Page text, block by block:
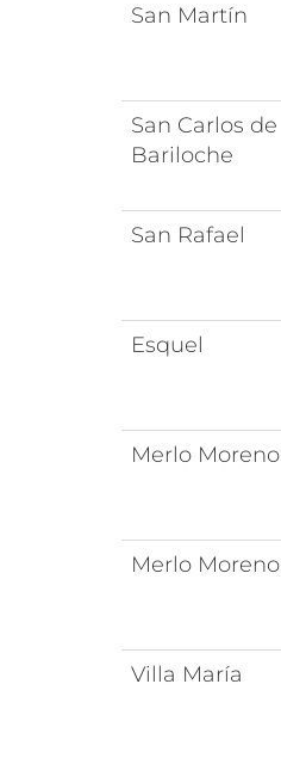
San Martín
San Carlos de
Bariloche
San Rafael
Esquel
Merlo Moreno
Merlo Moreno
Villa María